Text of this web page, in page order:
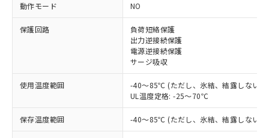
動作モード NO
保護回路
負荷短絡保護
出力逆接続保護
電源逆接続保護
サージ吸収
使用温度範囲
-40～85℃ (ただし、氷結、結露しないこ
UL温度定格: -25～70℃
保存温度範囲 -40～85℃ (ただし、氷結、結露しないこ
以下の条件をお読みいただき、同意のうえ
※1 対応状況
対応済み：EU RoHS指令（10物質）の
非含有に対応した製品が提供可能な商品で
対応予定：EU RoHS指令（10物質）の非含
有に対応した製品に切り替える予定のある
商品です。
対応予定なし：EU RoHS指令（10物質）の